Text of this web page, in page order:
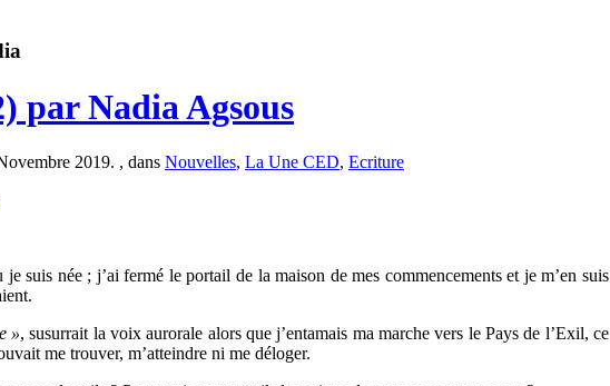
par Nadia Agsous
2019. , dans Nouvelles, La Une CED, Ecriture
suis née ; j’ai fermé le portail de la maison de mes commencements et je m’en suis
», susurrait la voix aurorale alors que j’entamais ma marche vers le Pays de l’Exil, ce
me trouver, m’atteindre ni me déloger.